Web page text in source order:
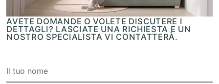
AVETE DOMANDE O VOLETE DISCUTERE I
DETTAGLI? LASCIATE UNA RICHIESTA E UN
NOSTRO SPECIALISTA VI CONTATTERÀ.